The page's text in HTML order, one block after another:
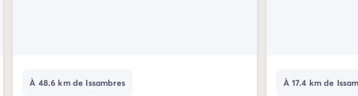
À 48.6 km de Issambres À 17.4 km de